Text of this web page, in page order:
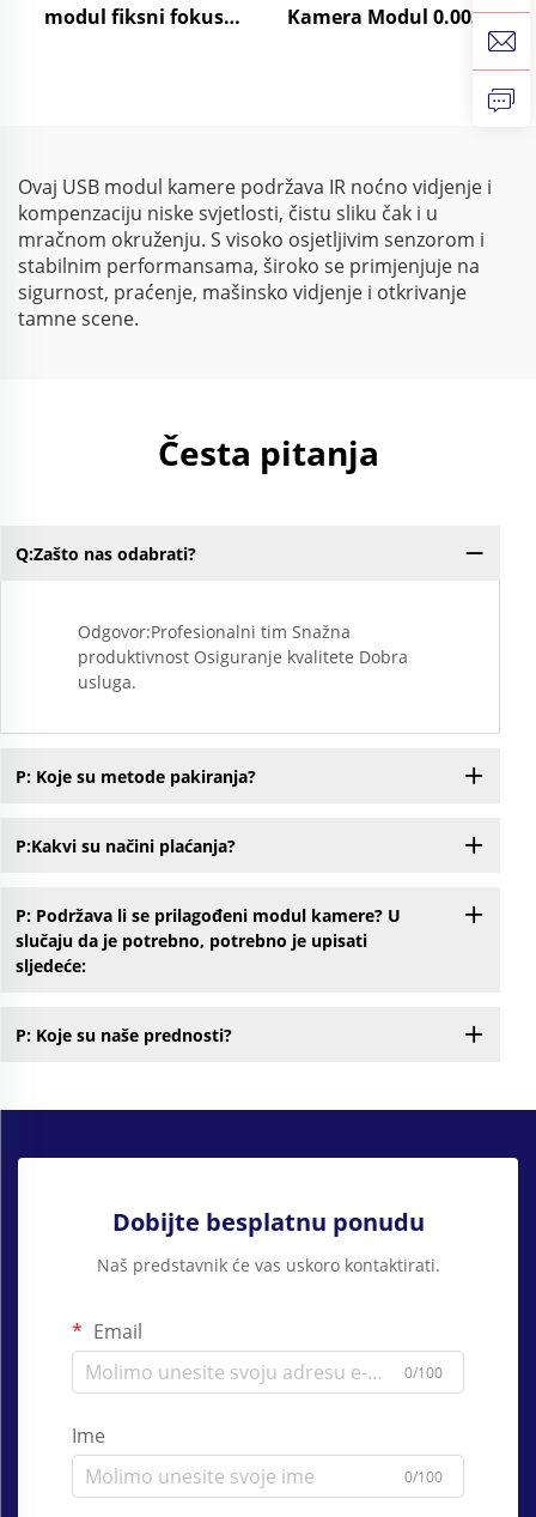
modul fiksni fokus
Kamera Modul 0.003Lux
Niska svjetlost 1080P
Dinamički raspon 86dB
Ovaj USB modul kamere podržava IR noćno vidjenje i
kompenzaciju niske svjetlosti, čistu sliku čak i u
mračnom okruženju. S visoko osjetljivim senzorom i
stabilnim performansama, široko se primjenjuje na
sigurnost, praćenje, mašinsko vidjenje i otkrivanje
tamne scene.
Česta pitanja
Q:Zašto nas odabrati?
Odgovor:Profesionalni tim Snažna
produktivnost Osiguranje kvalitete Dobra
usluga.
P: Koje su metode pakiranja?
P:Kakvi su načini plaćanja?
P: Podržava li se prilagođeni modul kamere? U
slučaju da je potrebno, potrebno je upisati
sljedeće:
P: Koje su naše prednosti?
Dobijte besplatnu ponudu
Naš predstavnik će vas uskoro kontaktirati.
Email
0/100
Ime
0/100